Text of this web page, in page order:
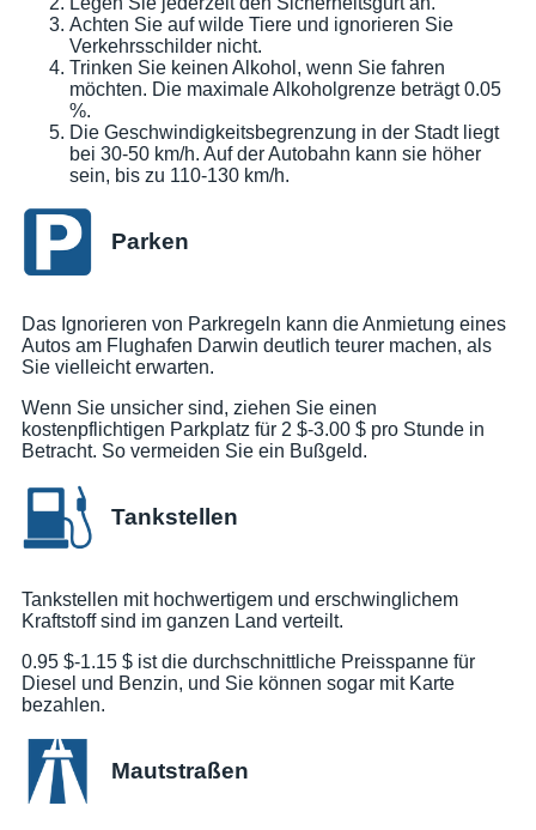
Achten Sie auf wilde Tiere und ignorieren Sie
Verkehrsschilder nicht.
Trinken Sie keinen Alkohol, wenn Sie fahren
möchten. Die maximale Alkoholgrenze beträgt 0.05
%.
Die Geschwindigkeitsbegrenzung in der Stadt liegt
bei 30-50 km/h. Auf der Autobahn kann sie höher
sein, bis zu 110-130 km/h.
Parken
Das Ignorieren von Parkregeln kann die Anmietung eines
Autos am Flughafen Darwin deutlich teurer machen, als
Sie vielleicht erwarten.
Wenn Sie unsicher sind, ziehen Sie einen
kostenpflichtigen Parkplatz für 2 $-3.00 $ pro Stunde in
Betracht. So vermeiden Sie ein Bußgeld.
Tankstellen
Tankstellen mit hochwertigem und erschwinglichem
Kraftstoff sind im ganzen Land verteilt.
0.95 $-1.15 $ ist die durchschnittliche Preisspanne für
Diesel und Benzin, und Sie können sogar mit Karte
bezahlen.
Mautstraßen